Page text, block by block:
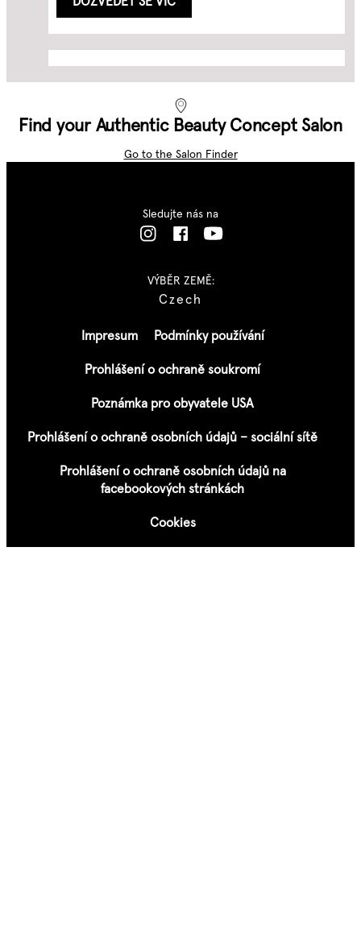
Je to mlha ve spreji, která hloubkově hydratuje vlasy a
DOZVĚDĚT SE VÍC
50 ml
Je to čistá, svěží a ženská vůně, která doplní vaši
postavu pro pokožku a vlasy
DOZVĚDĚT SE VÍC
Find your Authentic Beauty Concept Salon
Go to the Salon Finder
Impresum Podmínky používání
Prohlášení o ochraně soukromí
Poznámka pro obyvatele USA
Prohlášení o ochraně osobních údajů – sociální sítě
Prohlášení o ochraně osobních údajů na
facebookových stránkách
Cookies
VÝBĚR ZEMĚ:
Czech
Sledujte nás na